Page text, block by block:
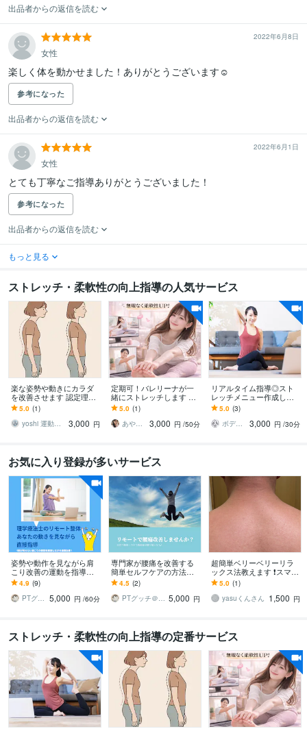
出品者からの返信を読む
2022年6月8日
女性
楽しく体を動かせました！ありがとうございます☺︎
参考になった
出品者からの返信を読む
2022年6月1日
女性
とても丁寧なご指導ありがとうございました！
参考になった
出品者からの返信を読む
もっと見る
ストレッチ・柔軟性の向上指導の人気サービス
楽な姿勢や動きにカラダ
を改善させます 認定理学
療法士が指導する、正常
なカラダの使い方と姿勢
改善
5.0 (1)
yoshi 運動器認定理学療法士
3,000 円
定期可！バレリーナが一
緒にストレッチします 体
が硬い方・運動不足の
方・バレエ初心者の方向
け柔軟レッスン
5.0 (1)
あやの部屋♥
3,000 円 /50分
リアルタイム指導◎スト
レッチメニュー作成しま
す ビデオ通話でストレッ
チ指導＆フォームチェッ
ク
5.0 (3)
ボディトレーナーSHIORI
3,000 円 /30分
お気に入り登録が多いサービス
姿勢や動作を見ながら肩
こり改善の運動を指導し
ます あなた固有の動作の
クセやぶり返す肩こりの
原因を直接見て改善
4.9 (9)
PTグッチ＠道産子肩こりコンサルタント 5,000 円 /60分
専門家が腰痛を改善する
簡単セルフケアの方法教
えます 誰でもできる簡単
な体操で辛い腰痛を改
善！長年の腰痛がある人
4.5 (2)
PTグッチ＠道産子肩こりコンサルタント 5,000 円
超簡単ベリーベリーリラ
ックス法教えます ❗️スマフ
ォ首、ストレートネッ
ク、緩めます‼️
5.0 (1)
yasuくんさん 1,500 円
ストレッチ・柔軟性の向上指導の定番サービス